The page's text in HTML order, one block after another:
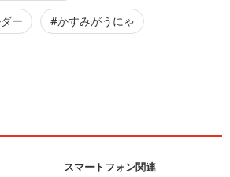
ー #かすみがうにゃ
スマートフォン関連